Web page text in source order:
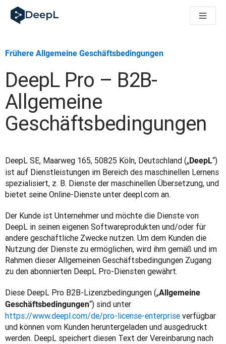
DeepL für KI‑Agenten
DeepL Translation Flow: Neue KI-gestützte Workflows für
Translation Flow entdecken: Lokalisierung mit durchgängig
Aufbau der Übersetzungsqualitätsbewertung bei DeepL
Von hochwertiger Textübersetzung zur Echtzeit-
Building an instantly accessible voice demo with DeepL
Frühere Allgemeine Geschäftsbedingungen
DeepL Pro – B2B-
Allgemeine
Geschäftsbedingungen
DeepL SE, Maarweg 165, 50825 Köln, Deutschland („DeepL“)
ist auf Dienstleistungen im Bereich des maschinellen Lernens
spezialisiert, z. B. Dienste der maschinellen Übersetzung, und
bietet seine Online-Dienste unter deepl.com an.
Der Kunde ist Unternehmer und möchte die Dienste von
DeepL in seinen eigenen Softwareprodukten und/oder für
andere geschäftliche Zwecke nutzen. Um dem Kunden die
Nutzung der Dienste zu ermöglichen, wird ihm gemäß und im
Rahmen dieser Allgemeinen Geschäftsbedingungen Zugang
zu den abonnierten DeepL Pro-Diensten gewährt.
Diese DeepL Pro B2B-Lizenzbedingungen („Allgemeine
Geschäftsbedingungen
https://www.deepl.com/de/pro-license-enterprise verfügbar
und können vom Kunden heruntergeladen und ausgedruckt
werden. DeepL speichert diesen Text der Vereinbarung nach